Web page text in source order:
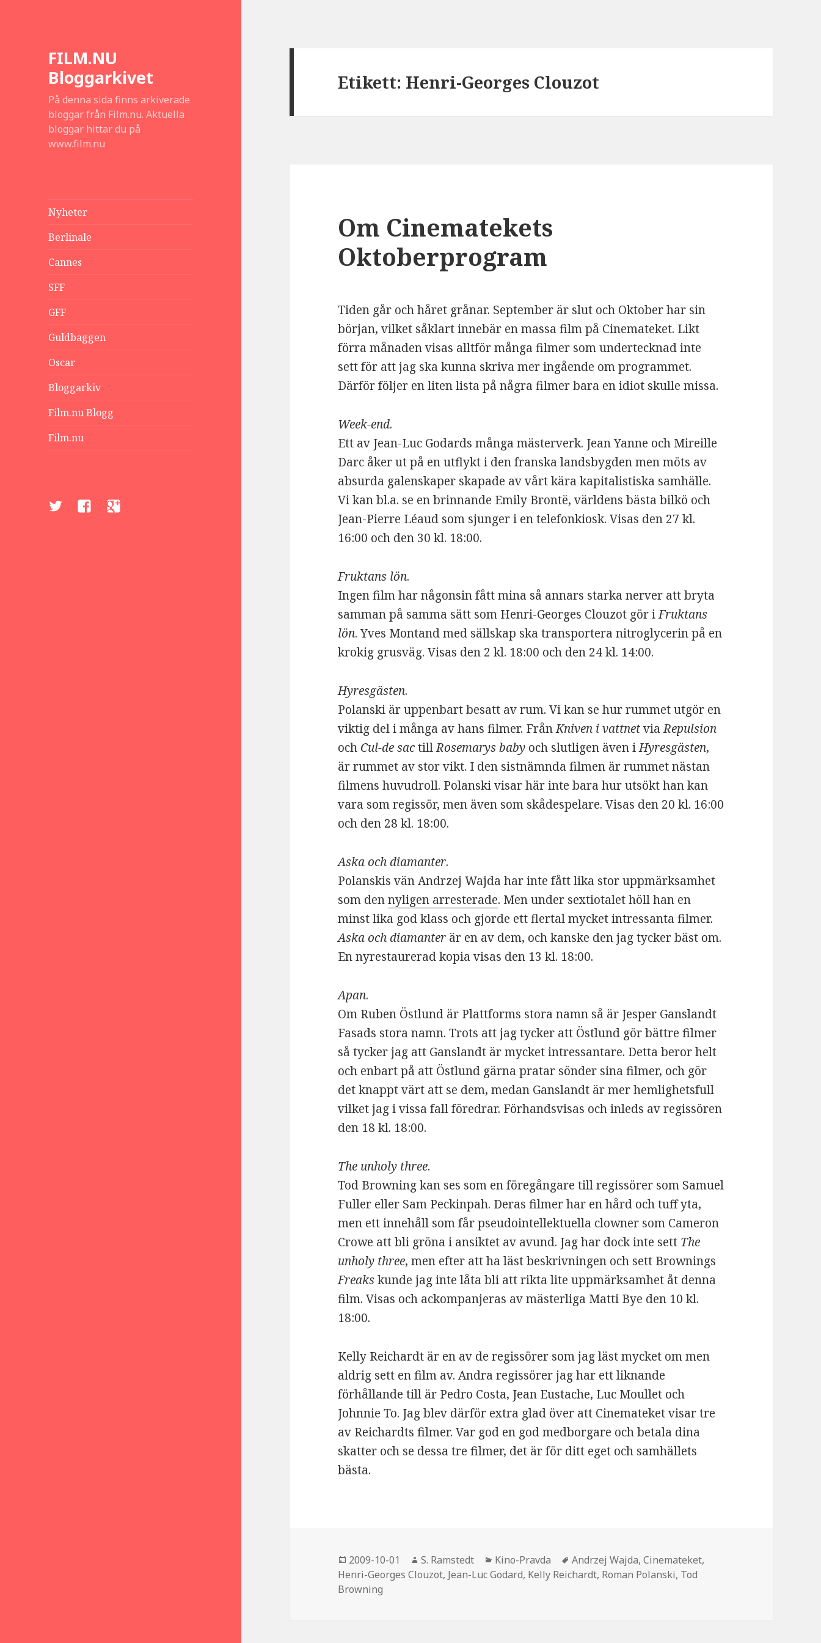
FILM.NU
Bloggarkivet
På denna sida finns arkiverade
bloggar från Film.nu. Aktuella
bloggar hittar du på
www.film.nu
Nyheter
Berlinale
Cannes
SFF
GFF
Guldbaggen
Oscar
Bloggarkiv
Film.nu Blogg
Film.nu
TwitterFacebookGoogle+
Etikett: Henri-Georges Clouzot
Om Cinematekets
Oktoberprogram
Tiden går och håret grånar. September är slut och Oktober har sin
början, vilket såklart innebär en massa film på Cinemateket. Likt
förra månaden visas alltför många filmer som undertecknad inte
sett för att jag ska kunna skriva mer ingående om programmet.
Därför följer en liten lista på några filmer bara en idiot skulle missa.
Week-end.
Ett av Jean-Luc Godards många mästerverk. Jean Yanne och Mireille
Darc åker ut på en utflykt i den franska landsbygden men möts av
absurda galenskaper skapade av vårt kära kapitalistiska samhälle.
Vi kan bl.a. se en brinnande Emily Brontë, världens bästa bilkö och
Jean-Pierre Léaud som sjunger i en telefonkiosk. Visas den 27 kl.
16:00 och den 30 kl. 18:00.
Fruktans lön.
Ingen film har någonsin fått mina så annars starka nerver att bryta
samman på samma sätt som Henri-Georges Clouzot gör iFruktans
lön. Yves Montand med sällskap ska transportera nitroglycerin på en
krokig grusväg. Visas den 2 kl. 18:00 och den 24 kl. 14:00.
Hyresgästen.
Polanski är uppenbart besatt av rum. Vi kan se hur rummet utgör en
viktig del i många av hans filmer. FrånKniven i vattnetviaRepulsion
och Cul-de sactillRosemarys baby och slutligen även iHyresgästen,
är rummet av stor vikt. I den sistnämnda filmen är rummet nästan
filmens huvudroll. Polanski visar här inte bara hur utsökt han kan
vara som regissör, men även som skådespelare. Visas den 20 kl. 16:00
och den 28 kl. 18:00.
Aska och diamanter.
Polanskis vän Andrzej Wajda har inte fått lika stor uppmärksamhet
som dennyligen arresterade. Men under sextiotalet höll han en
minst lika god klass och gjorde ett flertal mycket intressanta filmer.
Aska och diamanter är en av dem, och kanske den jag tycker bäst om.
En nyrestaurerad kopia visas den 13 kl. 18:00.
Apan.
Om Ruben Östlund är Plattforms stora namn så är Jesper Ganslandt
Fasads stora namn. Trots att jag tycker att Östlund gör bättre filmer
så tycker jag att Ganslandt är mycket intressantare. Detta beror helt
och enbart på att Östlund gärna pratar sönder sina filmer, och gör
det knappt värt att se dem, medan Ganslandt är mer hemlighetsfull
vilket jag i vissa fall föredrar. Förhandsvisas och inleds av regissören
den 18 kl. 18:00.
The unholy three.
Tod Browning kan ses som en föregångare till regissörer som Samuel
Fuller eller Sam Peckinpah. Deras filmer har en hård och tuff yta,
men ett innehåll som får pseudointellektuella clowner som Cameron
Crowe att bli gröna i ansiktet av avund. Jag har dock inte sett The
unholy three, men efter att ha läst beskrivningen och sett Brownings
Freakskunde jag inte låta bli att rikta lite uppmärksamhet åt denna
film. Visas och ackompanjeras av mästerliga Matti Bye den 10 kl.
18:00.
Kelly Reichardt är en av de regissörer som jag läst mycket om men
aldrig sett en film av. Andra regissörer jag har ett liknande
förhållande till är Pedro Costa, Jean Eustache, Luc Moullet och
Johnnie To. Jag blev därför extra glad över att Cinemateket visar tre
av Reichardts filmer. Var god en god medborgare och betala dina
skatter och se dessa tre filmer, det är för ditt eget och samhällets
bästa.
Postat
2009-10-01 Författare
S. Ramstedt Kategorier
Kino-Pravda Taggar
Andrzej Wajda,Cinemateket,
Henri-Georges Clouzot, Jean-Luc Godard, Kelly Reichardt, Roman Polanski, Tod
Browning